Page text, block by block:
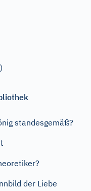
standesgemäß?
der Liebe